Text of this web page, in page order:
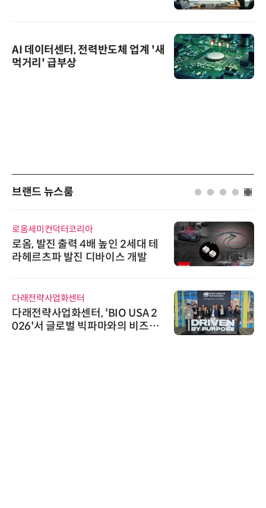
AI 데이터센터, 전력반도체 업계 '새
먹거리' 급부상
브랜드 뉴스룸
로옴세미컨덕터코리아
로옴, 발진 출력 4배 높인 2세대 테
라헤르츠파 발진 디바이스 개발
다래전략사업화센터
다래전략사업화센터, 'BIO USA 2
026'서 글로벌 빅파마와의 비즈니